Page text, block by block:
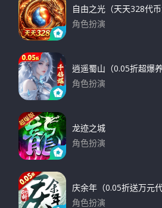
自由之光（天天328代币
角色扮演
逍遥蜀山（0.05折超爆养
角色扮演
龙迹之城
角色扮演
庆余年（0.05折送万元代
角色扮演